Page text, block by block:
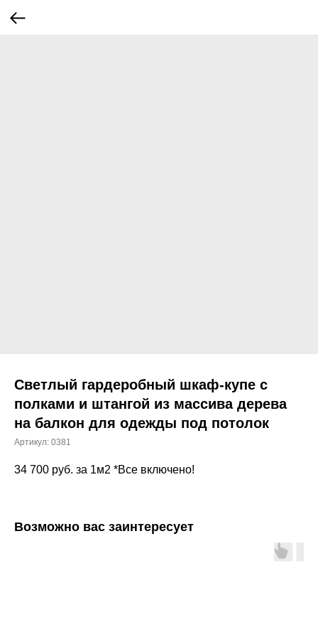
Светлый гардеробный шкаф-купе с
полками и штангой из массива дерева
на балкон для одежды под потолок
Артикул: 0381
34 700 руб. за 1м2 *Все включено!
Возможно вас заинтересует